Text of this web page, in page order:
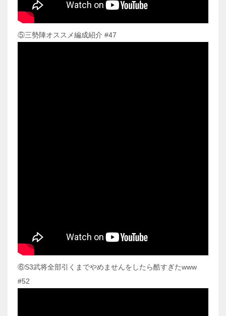
⑤三勢陣オススメ編成紹介 #47
⑥S3武将全部引くまでやめませんをしたら酷すぎたwww
#52